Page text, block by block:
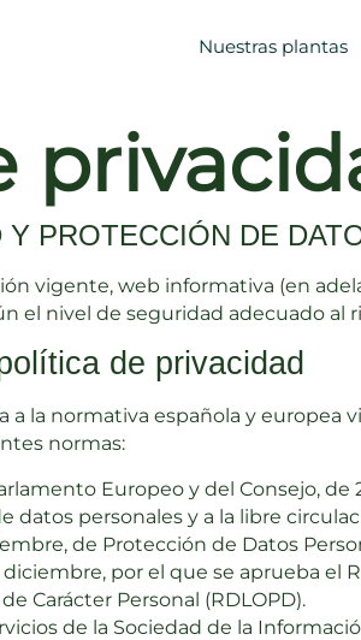
Nuestras plantas
PROTECCIÓN DE
vigente, web informativa (en
el nivel de seguridad adecuado al
de privacidad
a la normativa española y
normas:
Europeo y del Consejo,
personales y a la libre
de Protección de Datos
diciembre, por el que se aprueba el
Carácter Personal (RDLOPD).
de la Sociedad de la